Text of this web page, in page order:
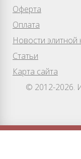
Оферта
Оплата
Новости
Статьи
Карта сайта
© 2012-2026.